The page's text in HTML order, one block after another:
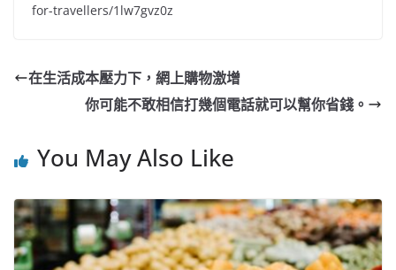
for-travellers/1lw7gvz0z
在生活成本壓力下，網上購物激增
你可能不敢相信打幾個電話就可以幫你省錢。
You May Also Like